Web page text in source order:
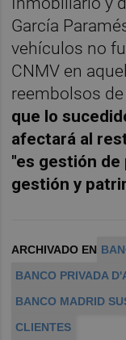
García
vehículos no
CNMV en
reembolsos
que lo
afectará al
"es gestión
gestión y
ARCHIVADO EN
BANCO PRIVADA
BANCO MADRID
CLIENTES